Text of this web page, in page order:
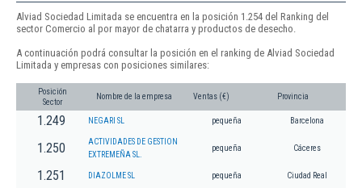
Alviad Sociedad Limitada se encuentra en la posición 1.254 del Ranking del
sector Comercio al por mayor de chatarra y productos de desecho.
A continuación podrá consultar la posición en el ranking de Alviad Sociedad
Limitada y empresas con posiciones similares:
Posición
Sector
Nombre de la empresa Ventas (€) Provincia
1.249 NEGARI SL pequeña Barcelona
1.250
ACTIVIDADES DE GESTION
EXTREMEÑA SL.
pequeña Cáceres
1.251 DIAZOLME SL pequeña Ciudad Real